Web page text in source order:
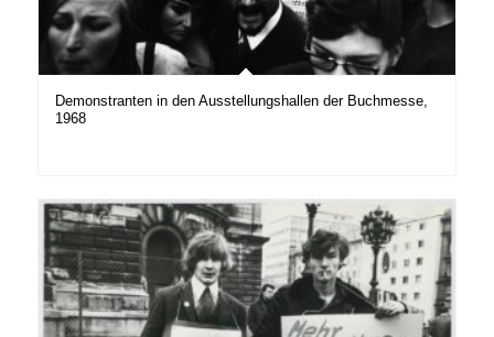
Demonstranten in den Ausstellungshallen der Buchmesse,
1968